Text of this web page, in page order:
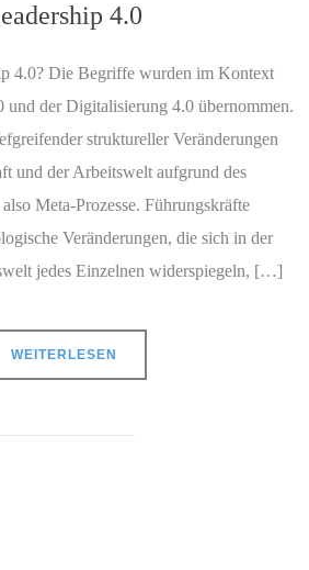
4.0
4.0? Die Begriffe wurden im Kontext
und der Digitalisierung 4.0 übernommen.
struktureller Veränderungen
und der Arbeitswelt aufgrund des
Meta-Prozesse. Führungskräfte
Veränderungen, die sich in der
jedes Einzelnen widerspiegeln, […]
WEITERLESEN